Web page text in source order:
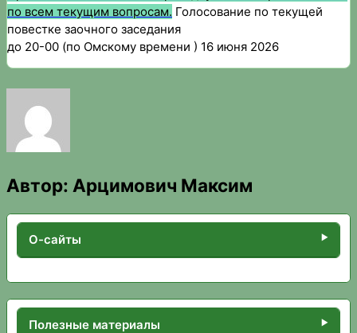
по всем текущим вопросам. Голосование по текущей
повестке заочного заседания
до 20-00 (по Омскому времени ) 16 июня 2026
Автор: Арцимович Максим
О-сайты
Полезные материалы